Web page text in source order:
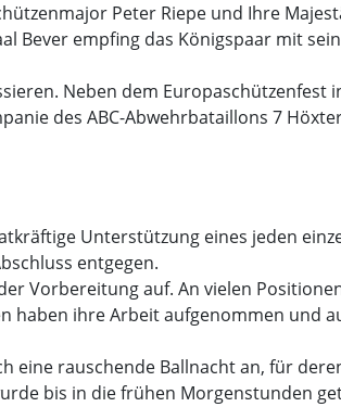
Peter Riepe und Ihre
Bever empfing das Königspaar mit
Neben dem Europaschützenfest
des ABC-Abwehrbataillons 7
Unterstützung eines jeden
entgegen.
Vorbereitung auf. An vielen
ihre Arbeit aufgenommen und
rauschende Ballnacht an, für
bis in die frühen Morgenstunden